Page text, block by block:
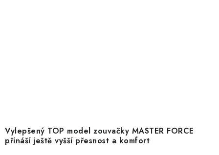
Vylepšený TOP model zouvačky MASTER FORCE
přináší ještě vyšší přesnost a komfort